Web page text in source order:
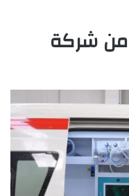
شركة